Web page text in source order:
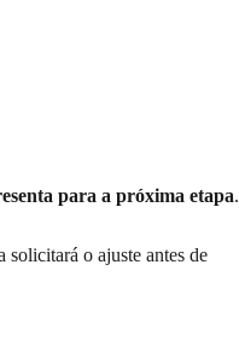
para a próxima etapa.
o ajuste antes de